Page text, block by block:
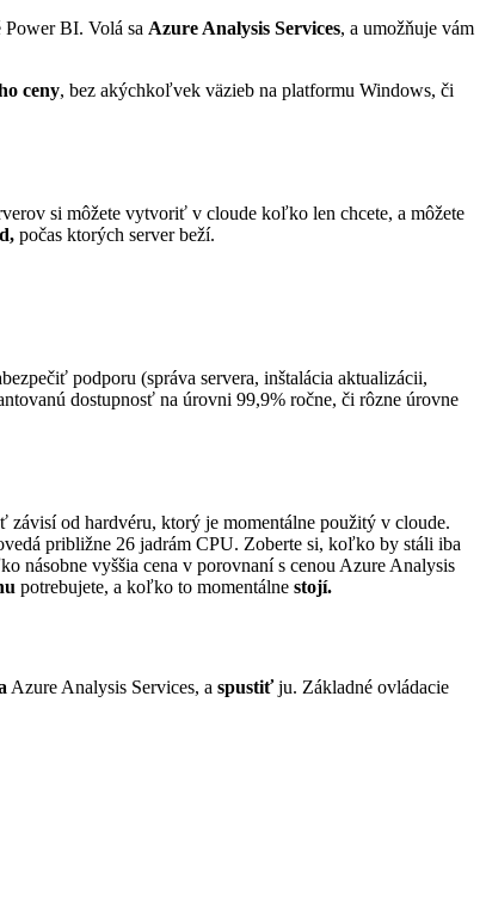
Power BI. Volá sa Azure Analysis Services, a umožňuje vám
ceny, bez akýchkoľvek väzieb na platformu Windows, či
si môžete vytvoriť v cloude koľko len chcete, a môžete
počas ktorých server beží.
podporu (správa servera, inštalácia aktualizácii,
dostupnosť na úrovni 99,9% ročne, či rôzne úrovne
od hardvéru, ktorý je momentálne použitý v cloude.
približne 26 jadrám CPU. Zoberte si, koľko by stáli iba
násobne vyššia cena v porovnaní s cenou Azure Analysis
potrebujete, a koľko to momentálne stojí.
Azure Analysis Services, a spustiťju. Základné ovládacie